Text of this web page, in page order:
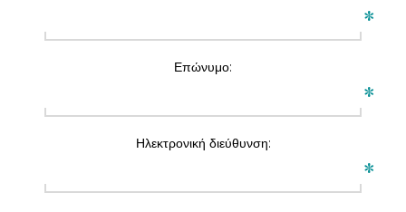
*
Επώνυμο:
*
Ηλεκτρονική διεύθυνση:
*